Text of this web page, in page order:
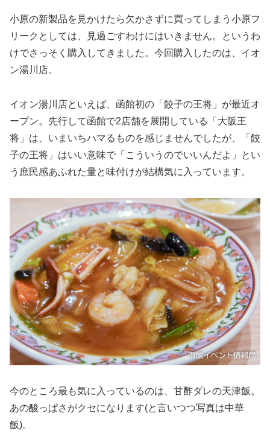
小原の新製品を見かけたら欠かさずに買ってしまう小原フ
リークとしては、見過ごすわけにはいきません。というわ
けでさっそく購入してきました。今回購入したのは、イオ
ン湯川店。
イオン湯川店といえば、函館初の「餃子の王将」が最近オ
ープン。先行して函館で2店舗を展開している「大阪王
将」は、いまいちハマるものを感じませんでしたが、「餃
子の王将」はいい意味で「こういうのでいいんだよ」とい
う庶民感あふれた量と味付けが結構気に入っています。
今のところ最も気に入っているのは、甘酢ダレの天津飯。
あの酸っぱさがクセになります(と言いつつ写真は中華
飯)。